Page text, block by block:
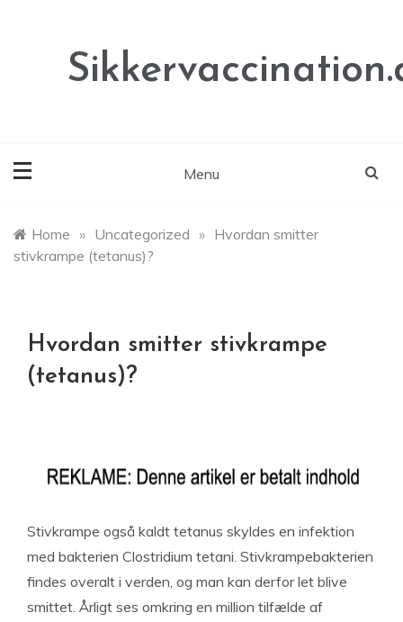
Menu
Home » Uncategorized » Hvordan smitter
stivkrampe (tetanus)?
Hvordan smitter stivkrampe
(tetanus)?
Stivkrampe også kaldt tetanus skyldes en infektion
med bakterien Clostridium tetani. Stivkrampebakterien
findes overalt i verden, og man kan derfor let blive
smittet. Årligt ses omkring en million tilfælde af